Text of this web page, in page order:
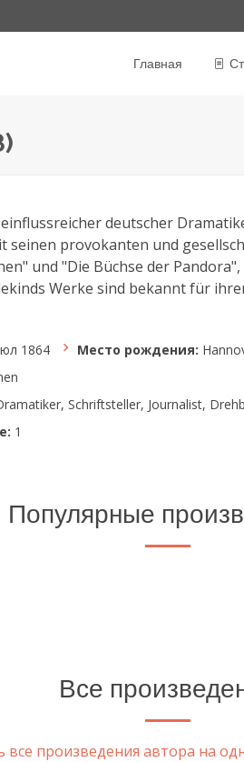
Главная
deutscher
seinen provokanten und
und "Die Büchse der
Werke sind bekannt für
1864 Место рождения:
Schriftsteller, Journalist,
1
Популярные
Все
произведения автора на